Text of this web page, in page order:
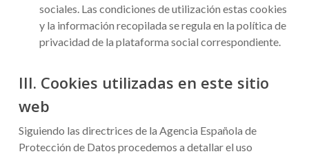
sociales. Las condiciones de utilización estas cookies
y la información recopilada se regula en la política de
privacidad de la plataforma social correspondiente.
III. Cookies utilizadas en este sitio
web
Siguiendo las directrices de la Agencia Española de
Protección de Datos procedemos a detallar el uso